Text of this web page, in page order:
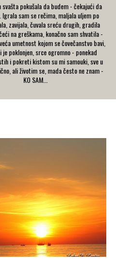
svašta pokušala da budem - čekajući da
sam se rečima, maljala uljem po
zavijala, čuvala sreću drugih, gradila
na greškama, konačno sam shvatila -
umetnost kojom se čovečanstvo bavi,
je poklonjen, srce ogromno - ponekad
i pokreti kistom su mi samouki, sve u
ali životim se, mada često ne znam -
KO SAM...